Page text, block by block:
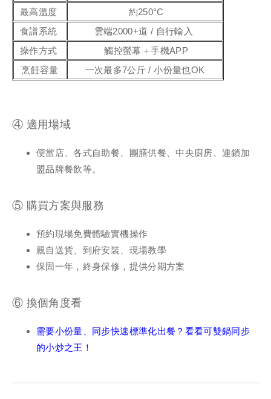
最高溫度
約250°C
食譜系統
雲端2000+道 / 自行輸入
操作方式
觸控螢幕＋手機APP
烹飪容量
一次最多7公斤 / 小份量也OK
④ 適用場域
便當店、各式自助餐、團膳供餐、中央廚房、連鎖加
盟品牌餐飲等。
⑤ 購買方案與服務
預約現場免費體驗實機操作
親自送貨、到府安裝、現場教學
保固一年，終身保修，提供分期方案
⑥ 換個角度看
需要小份量、同步快速標準化出餐？看看可雙鍋同步
的小炒之王！